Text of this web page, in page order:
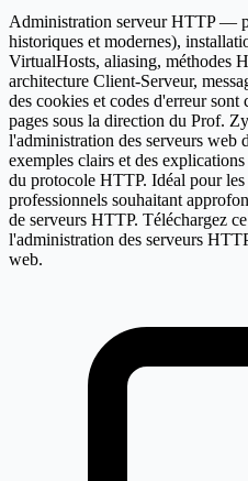
Administration serveur HTTP —
historiques et modernes),
VirtualHosts, aliasing, méthodes
architecture Client-Serveur,
des cookies et codes d'erreur sont
pages sous la direction du Prof.
l'administration des serveurs web
exemples clairs et des
du protocole HTTP. Idéal pour
professionnels souhaitant
de serveurs HTTP. Téléchargez
l'administration des serveurs
web.